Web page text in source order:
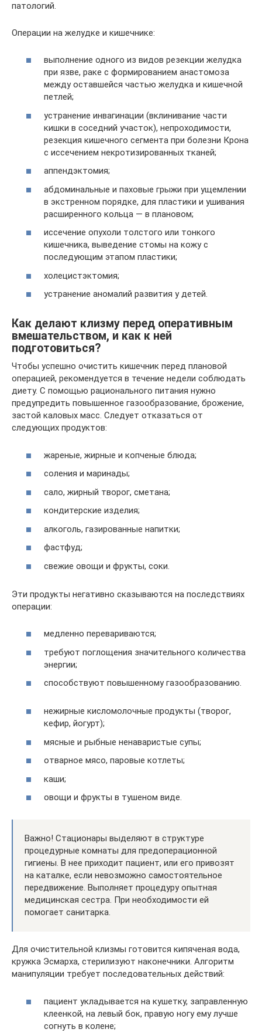
патологий.
Операции на желудке и кишечнике:
выполнение одного из видов резекции желудка
при язве, раке с формированием анастомоза
между оставшейся частью желудка и кишечной
петлей;
устранение инвагинации (вклинивание части
кишки в соседний участок), непроходимости,
резекция кишечного сегмента при болезни Крона
с иссечением некротизированных тканей;
аппендэктомия;
абдоминальные и паховые грыжи при ущемлении
в экстренном порядке, для пластики и ушивания
расширенного кольца — в плановом;
иссечение опухоли толстого или тонкого
кишечника, выведение стомы на кожу с
последующим этапом пластики;
холецистэктомия;
устранение аномалий развития у детей.
Как делают клизму перед оперативным
вмешательством, и как к ней
подготовиться?
Чтобы успешно очистить кишечник перед плановой
операцией, рекомендуется в течение недели соблюдать
диету. С помощью рационального питания нужно
предупредить повышенное газообразование, брожение,
застой каловых масс. Следует отказаться от
следующих продуктов:
жареные, жирные и копченые блюда;
соления и маринады;
сало, жирный творог, сметана;
кондитерские изделия;
алкоголь, газированные напитки;
фастфуд;
свежие овощи и фрукты, соки.
Эти продукты негативно сказываются на последствиях
операции:
медленно перевариваются;
требуют поглощения значительного количества
энергии;
способствуют повышенному газообразованию.
нежирные кисломолочные продукты (творог,
кефир, йогурт);
мясные и рыбные ненаваристые супы;
отварное мясо, паровые котлеты;
каши;
овощи и фрукты в тушеном виде.
Важно! Стационары выделяют в структуре
процедурные комнаты для предоперационной
гигиены. В нее приходит пациент, или его привозят
на каталке, если невозможно самостоятельное
передвижение. Выполняет процедуру опытная
медицинская сестра. При необходимости ей
помогает санитарка.
Для очистительной клизмы готовится кипяченая вода,
кружка Эсмарха, стерилизуют наконечники. Алгоритм
манипуляции требует последовательных действий:
пациент укладывается на кушетку, заправленную
клеенкой, на левый бок, правую ногу ему лучше
согнуть в колене;